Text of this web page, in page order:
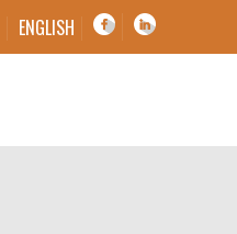
ENGLISH